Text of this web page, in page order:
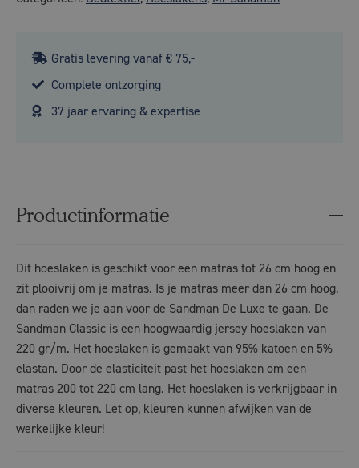
Gratis levering vanaf € 75,-
Complete ontzorging
37 jaar ervaring & expertise
Productinformatie
Dit hoeslaken is geschikt voor een matras tot 26 cm hoog en
zit plooivrij om je matras. Is je matras meer dan 26 cm hoog,
dan raden we je aan voor de Sandman De Luxe te gaan. De
Sandman Classic is een hoogwaardig jersey hoeslaken van
220 gr/m. Het hoeslaken is gemaakt van 95% katoen en 5%
elastan. Door de elasticiteit past het hoeslaken om een
matras 200 tot 220 cm lang. Het hoeslaken is verkrijgbaar in
diverse kleuren. Let op, kleuren kunnen afwijken van de
werkelijke kleur!